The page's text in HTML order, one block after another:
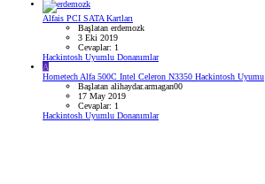
Alfais PCI SATA Kartları
Başlatan erdemozk
3 Eki 2019
Cevaplar: 1
Hackintosh Uyumlu Donanımlar
A
Hometech Alfa 500C Intel Celeron N3350 Hackintosh Uyumu
Başlatan alihaydar.armagan00
17 May 2019
Cevaplar: 1
Hackintosh Uyumlu Donanımlar